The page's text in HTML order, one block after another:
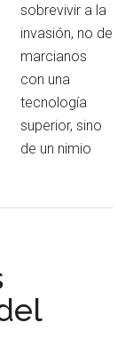
sobrevivir a la
invasión, no de
marcianos
con una
tecnología
superior, sino
de un nimio